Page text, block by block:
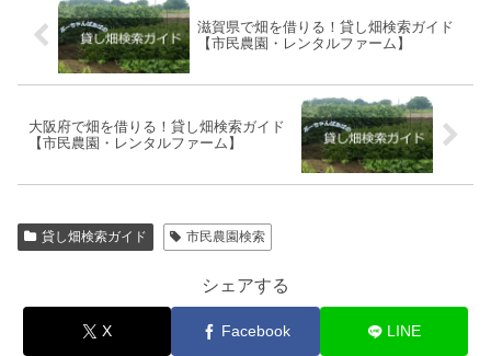
滋賀県で畑を借りる！貸し畑検索ガイド
【市民農園・レンタルファーム】
大阪府で畑を借りる！貸し畑検索ガイド
【市民農園・レンタルファーム】
貸し畑検索ガイド 市民農園検索
シェアする
X Facebook LINE